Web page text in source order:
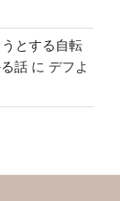
とする自転
話 に デフよ